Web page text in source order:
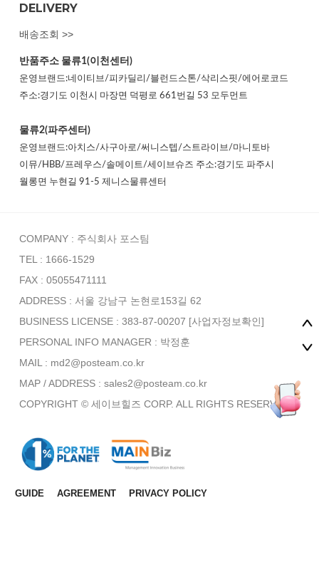
DELIVERY
배송조회 >>
반품주소 물류1(이천센터)
운영브랜드:네이티브/피카딜리/블런드스톤/삭리스핏/에어로코드
주소:경기도 이천시 마장면 덕평로 661번길 53 모두먼트
물류2(파주센터)
운영브랜드:아치스/사구아로/써니스텝/스트라이브/마니토바
이뮤/HBB/프레우스/솔메이트/세이브슈즈 주소:경기도 파주시
월롱면 누현길 91-5 제니스물류센터
COMPANY : 주식회사 포스팀
TEL : 1666-1529
FAX : 05055471111
ADDRESS : 서울 강남구 논현로153길 62
BUSINESS LICENSE : 383-87-00207 [사업자정보확인]
PERSONAL INFO MANAGER : 박정훈
MAIL : md2@posteam.co.kr
MAP / ADDRESS : sales2@posteam.co.kr
COPYRIGHT © 세이브힐즈 CORP. ALL RIGHTS RESERVED.
GUIDE AGREEMENT PRIVACY POLICY